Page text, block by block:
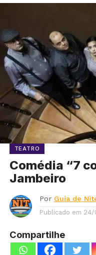
TEATRO
Comédia “7
Jambeiro
Por Guia de
Publicado em 24/
Compartilhe